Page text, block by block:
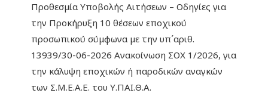
Προθεσμία Υποβολής Αιτήσεων – Οδηγίες για
την Προκήρυξη 10 θέσεων εποχικού
προσωπικού σύμφωνα με την υπ΄αριθ.
13939/30-06-2026 Ανακοίνωση ΣΟΧ 1/2026, για
την κάλυψη εποχικών ή παροδικών αναγκών
των Σ.Μ.Ε.Α.Ε. του Υ.ΠΑΙ.Θ.Α.